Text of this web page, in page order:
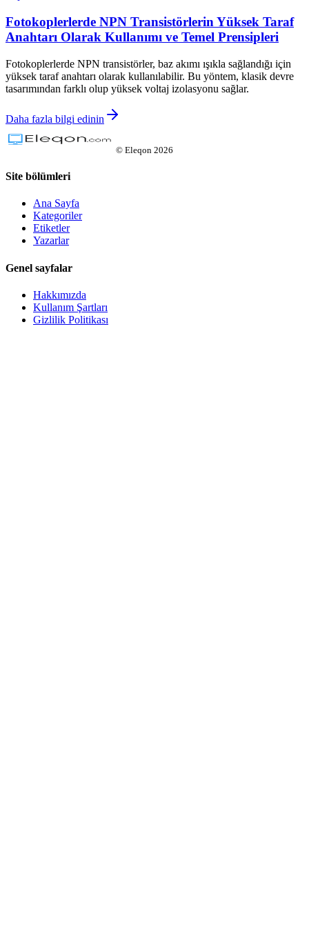
Fotokoplerlerde NPN Transistörlerin Yüksek Taraf
Anahtarı Olarak Kullanımı ve Temel Prensipleri
Fotokoplerlerde NPN transistörler, baz akımı ışıkla sağlandığı için
yüksek taraf anahtarı olarak kullanılabilir. Bu yöntem, klasik devre
tasarımından farklı olup yüksek voltaj izolasyonu sağlar.
Daha fazla bilgi edinin
© Eleqon 2026
Site bölümleri
Ana Sayfa
Kategoriler
Etiketler
Yazarlar
Genel sayfalar
Hakkımızda
Kullanım Şartları
Gizlilik Politikası